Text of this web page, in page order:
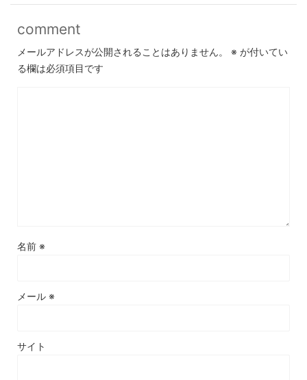
comment
メールアドレスが公開されることはありません。 ※ が付いてい
る欄は必須項目です
名前 ※
メール ※
サイト